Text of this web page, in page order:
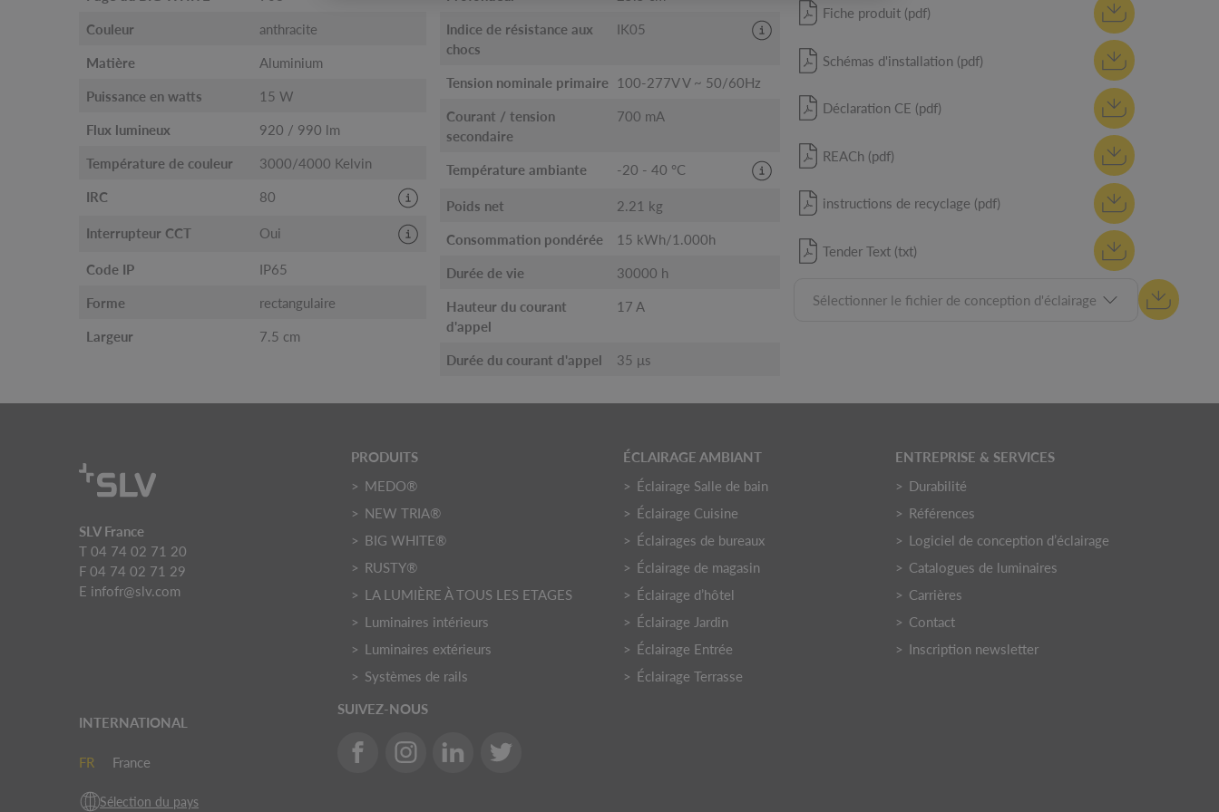
Couleur anthracite
Matière Aluminium
Puissance en watts 15 W
Flux lumineux 920 / 990 lm
Température de couleur 3000/4000 Kelvin
IRC 80
Interrupteur CCT Oui
Code IP IP65
Forme rectangulaire
Largeur 7.5 cm
Indice de résistance aux
chocs
IK05
Tension nominale primaire 100-277V V ~ 50/60Hz
Courant / tension
secondaire
700 mA
Température ambiante -20 - 40 °C
Poids net 2.21 kg
Consommation pondérée 15 kWh/1.000h
Durée de vie 30000 h
Hauteur du courant
d'appel
17 A
Durée du courant d'appel 35 μs
Fiche produit (pdf)
Schémas d'installation (pdf)
Déclaration CE (pdf)
REACh (pdf)
instructions de recyclage (pdf)
Tender Text (txt)
Sélectionner le fichier de conception d'éclairage
SLV France
T 04 74 02 71 20
F 04 74 02 71 29
E infofr@slv.com
PRODUITS
MEDO®
NEW TRIA®
BIG WHITE®
RUSTY®
LA LUMIÈRE À TOUS LES ETAGES
Luminaires intérieurs
Luminaires extérieurs
Systèmes de rails
ÉCLAIRAGE AMBIANT
Éclairage Salle de bain
Éclairage Cuisine
Éclairages de bureaux
Éclairage de magasin
Éclairage d’hôtel
Éclairage Jardin
Éclairage Entrée
Éclairage Terrasse
ENTREPRISE & SERVICES
Durabilité
Références
Logiciel de conception d’éclairage
Catalogues de luminaires
Carrières
Contact
Inscription newsletter
INTERNATIONAL
FR France
Sélection du pays
SUIVEZ-NOUS